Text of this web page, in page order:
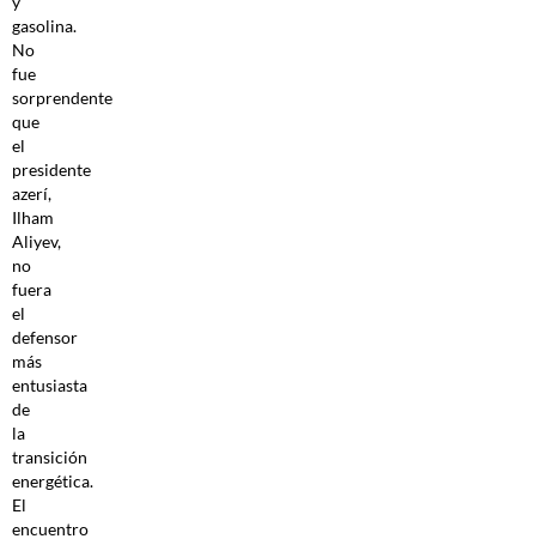
gasolina.
No
fue
sorprendente
que
el
presidente
azerí,
Ilham
Aliyev,
no
fuera
el
defensor
más
entusiasta
de
la
transición
energética.
El
encuentro